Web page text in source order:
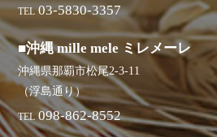
TEL 03-5830-3357
■沖縄 mille mele ミレメーレ
沖縄県那覇市松尾2-3-11
（浮島通り）
TEL 098-862-8552